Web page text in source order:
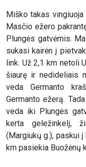
Miško takas
Masčio ežero
Plungės gatvėmis.
sukasi kairėn į
link. Už 2,1 km netoli
šiaurę ir nedideliais
veda Germanto
Germanto ežerą.
veda iki Plungės
kerta geležinkelį,
(Margiukų g.), paskui
km pasiekia Buožėnų